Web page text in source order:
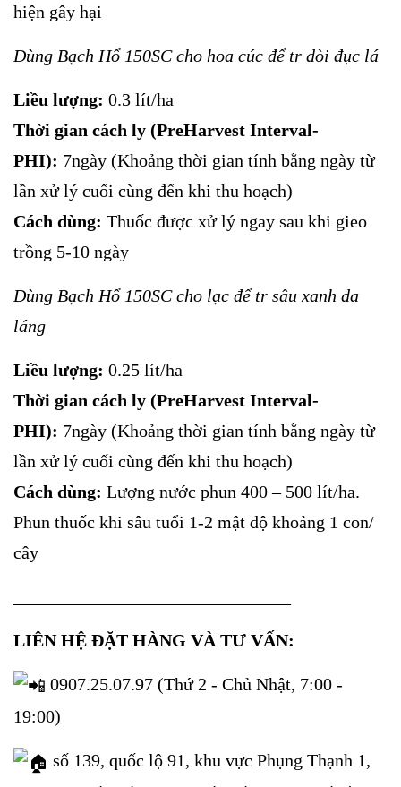
hiện gây hại
Dùng Bạch Hổ 150SC cho hoa cúc để tr dòi đục lá
Liều lượng: 0.3 lít/ha
Thời gian cách ly (PreHarvest Interval-
PHI): 7ngày (Khoảng thời gian tính bằng ngày từ
lần xử lý cuối cùng đến khi thu hoạch)
Cách dùng: Thuốc được xử lý ngay sau khi gieo
trồng 5-10 ngày
Dùng Bạch Hổ 150SC cho lạc để tr sâu xanh da
láng
Liều lượng: 0.25 lít/ha
Thời gian cách ly (PreHarvest Interval-
PHI): 7ngày (Khoảng thời gian tính bằng ngày từ
lần xử lý cuối cùng đến khi thu hoạch)
Cách dùng: Lượng nước phun 400 – 500 lít/ha.
Phun thuốc khi sâu tuổi 1-2 mật độ khoảng 1 con/
cây
LIÊN HỆ ĐẶT HÀNG VÀ TƯ VẤN:
0907.25.07.97 (Thứ 2 - Chủ Nhật, 7:00 -
19:00)
số 139, quốc lộ 91, khu vực Phụng Thạnh 1,